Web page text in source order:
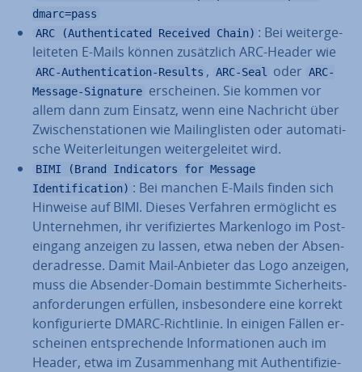
dmarc=pass
ARC (Authenticated Received Chain) : Bei wei­ter­ge­
lei­te­ten E-Mails können zu­sätz­lich ARC-Header wie
ARC-Authentication-Results , ARC-Seal oder ARC-
Message-Signature er­schei­nen. Sie kommen vor
allem dann zum Einsatz, wenn eine Nachricht über
Zwi­schen­sta­tio­nen wie Mai­ling­lis­ten oder au­to­ma­ti­
sche Wei­ter­lei­tun­gen wei­ter­ge­lei­tet wird.
BIMI (Brand Indicators for Message
Identification) : Bei manchen E-Mails finden sich
Hinweise auf BIMI. Dieses Verfahren er­mög­licht es
Un­ter­neh­men, ihr ve­ri­fi­zier­tes Mar­ken­lo­go im Post­
ein­gang anzeigen zu lassen, etwa neben der Ab­sen­
der­adres­se. Damit Mail-Anbieter das Logo anzeigen,
muss die Absender-Domain bestimmte Si­cher­heits­
an­for­de­run­gen erfüllen, ins­be­son­de­re eine korrekt
kon­fi­gu­rier­te DMARC-Richt­li­nie. In einigen Fällen er­
schei­nen ent­spre­chen­de In­for­ma­tio­nen auch im
Header, etwa im Zu­sam­men­hang mit Au­then­ti­fi­zie­